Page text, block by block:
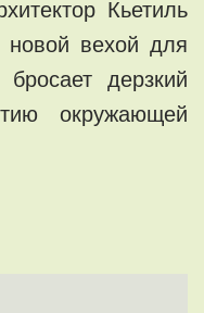
Кьетиль
новой вехой для
дерзкий
окружающей